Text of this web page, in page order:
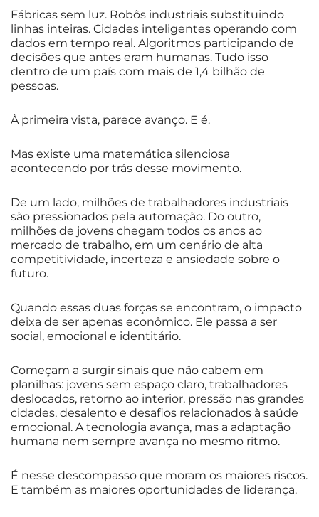
Fábricas sem luz. Robôs industriais substituindo
linhas inteiras. Cidades inteligentes operando com
dados em tempo real. Algoritmos participando de
decisões que antes eram humanas. Tudo isso
dentro de um país com mais de 1,4 bilhão de
pessoas.
À primeira vista, parece avanço. E é.
Mas existe uma matemática silenciosa
acontecendo por trás desse movimento.
De um lado, milhões de trabalhadores industriais
são pressionados pela automação. Do outro,
milhões de jovens chegam todos os anos ao
mercado de trabalho, em um cenário de alta
competitividade, incerteza e ansiedade sobre o
futuro.
Quando essas duas forças se encontram, o impacto
deixa de ser apenas econômico. Ele passa a ser
social, emocional e identitário.
Começam a surgir sinais que não cabem em
planilhas: jovens sem espaço claro, trabalhadores
deslocados, retorno ao interior, pressão nas grandes
cidades, desalento e desafios relacionados à saúde
emocional. A tecnologia avança, mas a adaptação
humana nem sempre avança no mesmo ritmo.
É nesse descompasso que moram os maiores riscos.
E também as maiores oportunidades de liderança.